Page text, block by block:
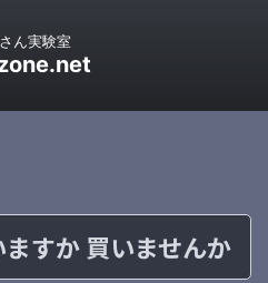
ん実験室
すか 買いませんか